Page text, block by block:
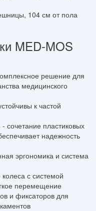
104 см от пола
MED-MOS
решение для
медицинского
к частой
- сочетание пластиковых
надежность
эргономика и система
с системой
перемещение
и фиксаторов для